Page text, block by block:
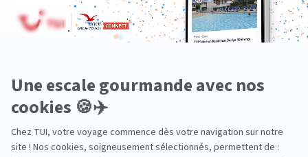
Dans les îles
Découverte